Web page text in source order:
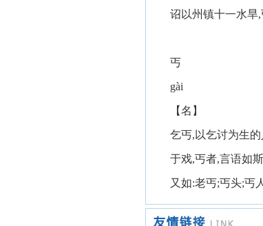
诏以州镇十一水
丐
gài
【名】
乞丐,以乞讨为生的
于戏,丐者,言语如
又如:老丐;丐头;丐